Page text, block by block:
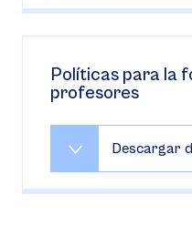
Políticas para la
profesores
Descargar